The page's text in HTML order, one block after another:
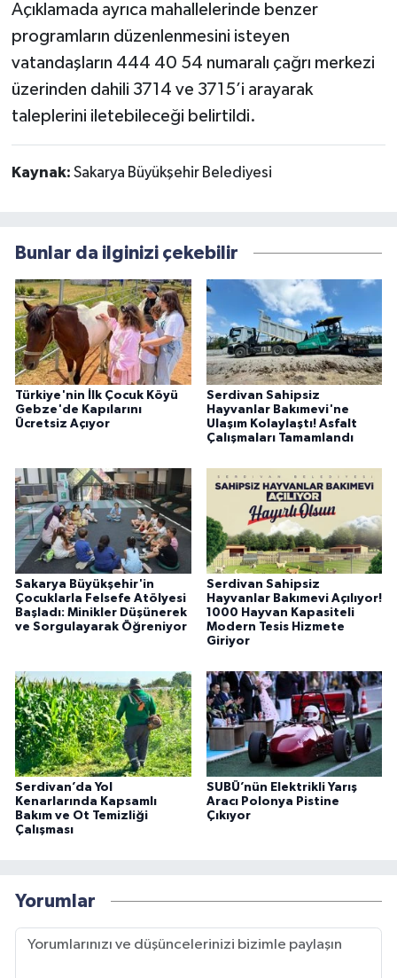
Açıklamada ayrıca mahallelerinde benzer
programların düzenlenmesini isteyen
vatandaşların 444 40 54 numaralı çağrı merkezi
üzerinden dahili 3714 ve 3715’i arayarak
taleplerini iletebileceği belirtildi.
Kaynak: Sakarya Büyükşehir Belediyesi
Bunlar da ilginizi çekebilir
Türkiye'nin İlk Çocuk Köyü
Gebze'de Kapılarını
Ücretsiz Açıyor
Serdivan Sahipsiz
Hayvanlar Bakımevi'ne
Ulaşım Kolaylaştı! Asfalt
Çalışmaları Tamamlandı
Sakarya Büyükşehir'in
Çocuklarla Felsefe Atölyesi
Başladı: Minikler Düşünerek
ve Sorgulayarak Öğreniyor
Serdivan Sahipsiz
Hayvanlar Bakımevi Açılıyor!
1000 Hayvan Kapasiteli
Modern Tesis Hizmete
Giriyor
Serdivan’da Yol
Kenarlarında Kapsamlı
Bakım ve Ot Temizliği
Çalışması
SUBÜ’nün Elektrikli Yarış
Aracı Polonya Pistine
Çıkıyor
Yorumlar